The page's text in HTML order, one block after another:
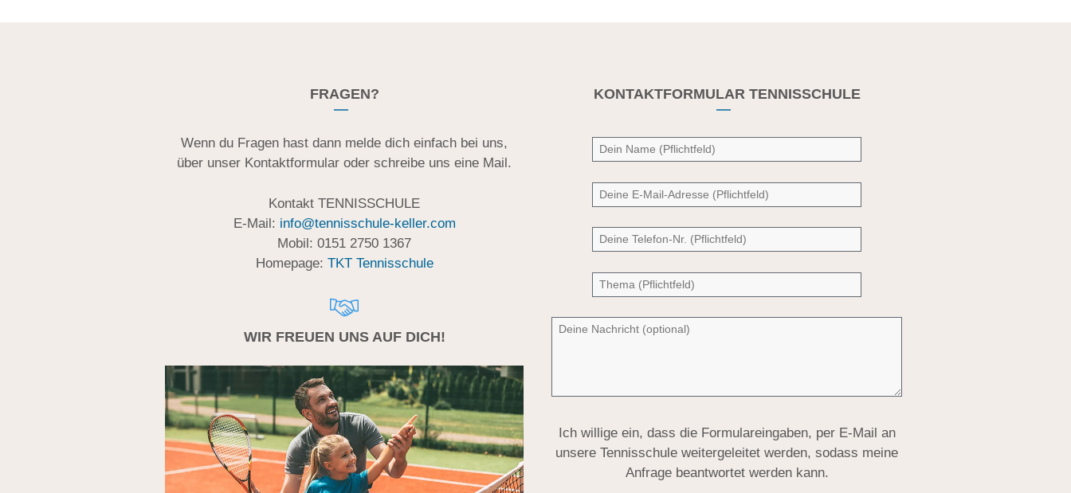
FRAGEN?
Wenn du Fragen hast dann melde dich einfach bei uns,
über unser Kontaktformular oder schreibe uns eine Mail.
Kontakt TENNISSCHULE
E-Mail: info@tennisschule-keller.com
Mobil: 0151 2750 1367
Homepage: TKT Tennisschule
WIR FREUEN UNS AUF DICH!
KONTAKTFORMULAR TENNISSCHULE
Ich willige ein, dass die Formulareingaben, per E-Mail an
unsere Tennisschule weitergeleitet werden, sodass meine
Anfrage beantwortet werden kann.